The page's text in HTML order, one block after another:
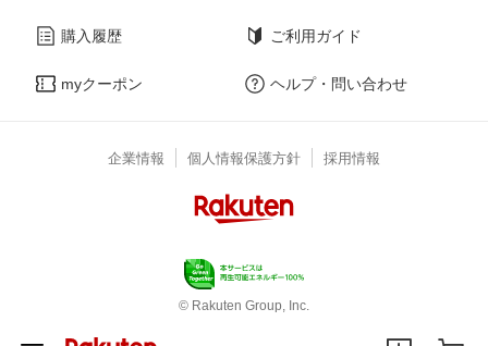
購入履歴
myクーポン
ご利用ガイド
ヘルプ・問い合わせ
企業情報 個人情報保護方針 採用情報
© Rakuten Group, Inc.